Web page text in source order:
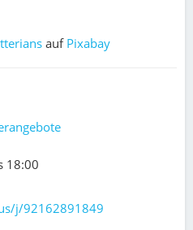
auf Pixabay
18:00
j/92162891849